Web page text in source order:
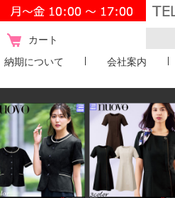
カート
納期について 会社案内